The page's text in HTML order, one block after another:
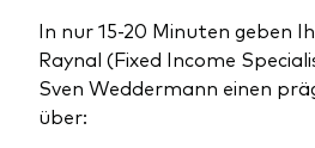
In nur 15-20 Minuten geben
Raynal (Fixed Income
Sven Weddermann einen
über: